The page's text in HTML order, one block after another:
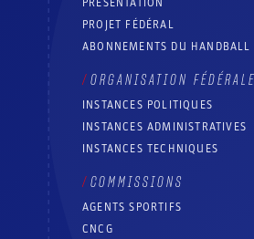
PRÉSENTATION
PROJET FÉDÉRAL
ABONNEMENTS DU HANDBALL
ORGANISATION FÉDÉRALE
INSTANCES POLITIQUES
INSTANCES ADMINISTRATIVES
INSTANCES TECHNIQUES
COMMISSIONS
AGENTS SPORTIFS
CNCG